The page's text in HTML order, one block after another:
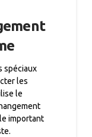
spéciaux
les
le
important